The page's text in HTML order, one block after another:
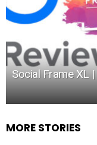
Social Frame XL
MORE STORIES